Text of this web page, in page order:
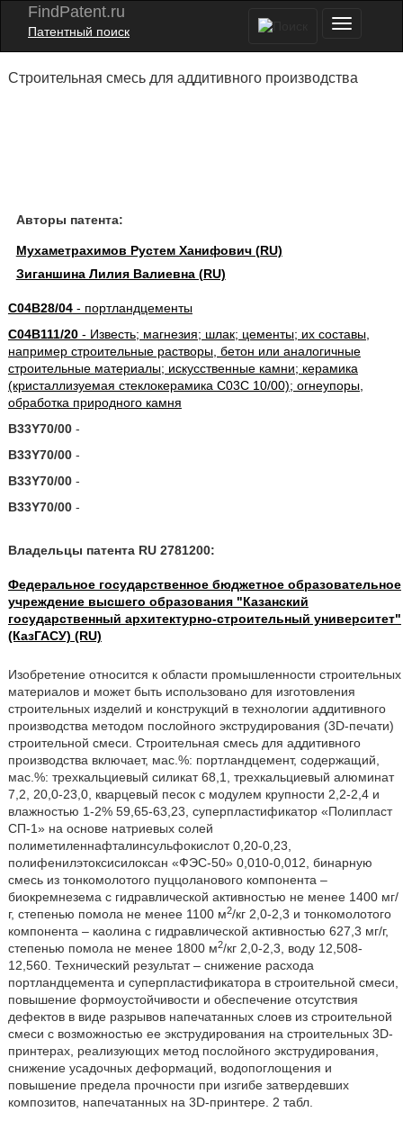
FindPatent.ru
Патентный поиск
Строительная смесь для аддитивного производства
Авторы патента:
Мухаметрахимов Рустем Ханифович (RU)
Зиганшина Лилия Валиевна (RU)
C04B28/04- портландцементы
C04B111/20- Известь; магнезия; шлак; цементы; их составы,
например строительные растворы, бетон или аналогичные
строительные материалы; искусственные камни; керамика
(кристаллизуемая стеклокерамика C03C 10/00); огнеупоры,
обработка природного камня
B33Y70/00-
B33Y70/00-
B33Y70/00-
B33Y70/00-
Владельцы патента RU 2781200:
Федеральное государственное бюджетное образовательное
учреждение высшего образования "Казанский
государственный архитектурно-строительный университет"
(КазГАСУ) (RU)
Изобретение относится к области промышленности строительных
материалов и может быть использовано для изготовления
строительных изделий и конструкций в технологии аддитивного
производства методом послойного экструдирования (3D-печати)
строительной смеси. Строительная смесь для аддитивного
производства включает, мас.%: портландцемент, содержащий,
мас.%: трехкальциевый силикат 68,1, трехкальциевый алюминат
7,2, 20,0-23,0, кварцевый песок с модулем крупности 2,2-2,4 и
влажностью 1-2% 59,65-63,23, суперпластификатор «Полипласт
СП-1» на основе натриевых солей
полиметиленнафталинсульфокислот 0,20-0,23,
полифенилэтоксисилоксан «ФЭС-50» 0,010-0,012, бинарную
смесь из тонкомолотого пуццоланового компонента –
биокремнезема с гидравлической активностью не менее 1400 мг/
г, степенью помола не менее 1100 м2/кг 2,0-2,3 и тонкомолотого
компонента – каолина с гидравлической активностью 627,3 мг/г,
степенью помола не менее 1800 м2/кг 2,0-2,3, воду 12,508-
12,560. Технический результат – снижение расхода
портландцемента и суперпластификатора в строительной смеси,
повышение формоустойчивости и обеспечение отсутствия
дефектов в виде разрывов напечатанных слоев из строительной
смеси с возможностью ее экструдирования на строительных 3D-
принтерах, реализующих метод послойного экструдирования,
снижение усадочных деформаций, водопоглощения и
повышение предела прочности при изгибе затвердевших
композитов, напечатанных на 3D-принтере. 2 табл.